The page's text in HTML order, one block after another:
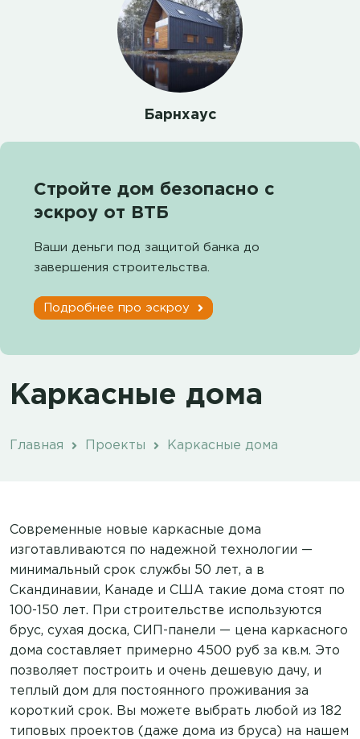
Барнхаус
Стройте дом безопасно с
эскроу от ВТБ
Ваши деньги под защитой банка до
завершения строительства.
Подробнее про эскроу
Каркасные дома
Главная Проекты Каркасные дома
Современные новые каркасные дома
изготавливаются по надежной технологии —
минимальный срок службы 50 лет, а в
Скандинавии, Канаде и США такие дома стоят по
100-150 лет. При строительстве используются
брус, сухая доска, СИП-панели — цена каркасного
дома составляет примерно 4500 руб за кв.м. Это
позволяет построить и очень дешевую дачу, и
теплый дом для постоянного проживания за
короткий срок. Вы можете выбрать любой из 182
типовых проектов (даже дома из бруса) на нашем